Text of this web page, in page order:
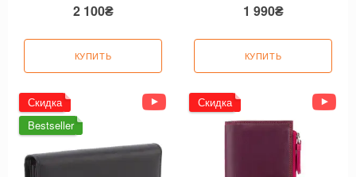
2 100₴
КУПИТЬ
1 990₴
КУПИТЬ
Скидка
Bestseller
Скидка